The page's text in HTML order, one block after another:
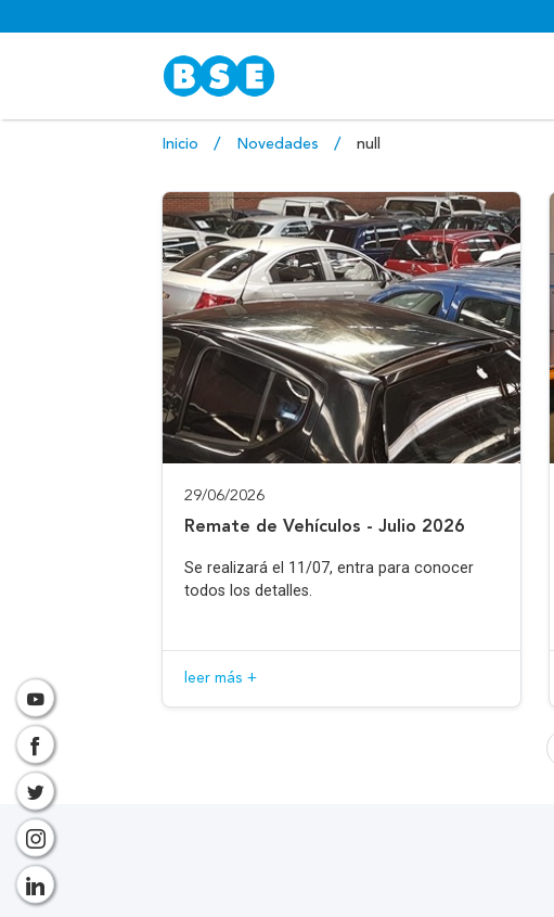
Inicio Novedades null
29/06/2026
Remate de Vehículos - Julio 2026
Se realizará el 11/07, entra para conocer
todos los detalles.
leer más +